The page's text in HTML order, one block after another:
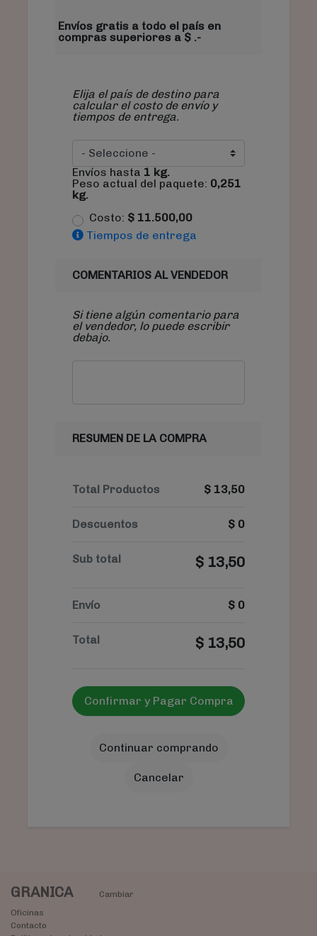
Envíos gratis a todo el país en
compras superiores a $ .-
Elija el país de destino para
calcular el costo de envío y
tiempos de entrega.
Envíos hasta 1 kg.
Peso actual del paquete: 0,251
kg.
Costo: $ 11.500,00
Tiempos de entrega
COMENTARIOS AL VENDEDOR
Si tiene algún comentario para
el vendedor, lo puede escribir
debajo.
RESUMEN DE LA COMPRA
Total Productos $ 13,50
Descuentos $ 0
Sub total $ 13,50
Envío $ 0
Total $ 13,50
Confirmar y Pagar Compra
Continuar comprando
Cancelar
GRANICA
Cambiar
Oficinas
Contacto